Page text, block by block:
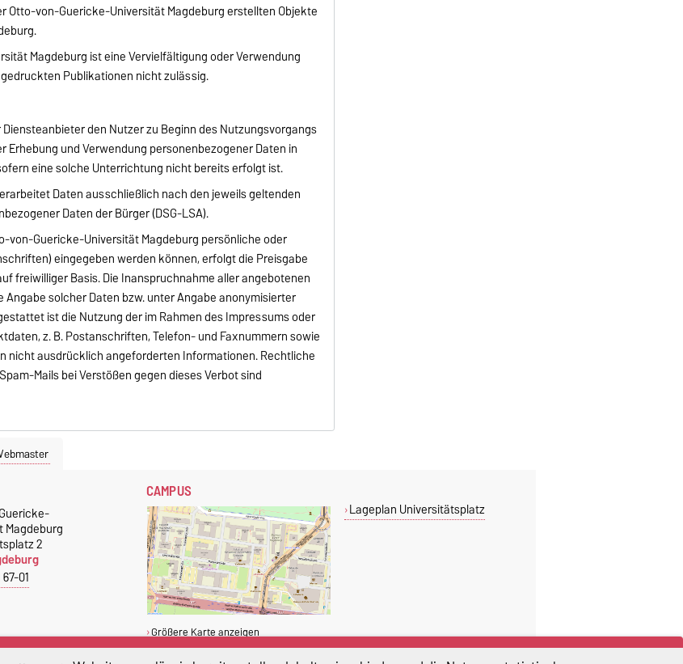
Otto-von-Guericke-Universität Magdeburg erstellten Objekte
Magdeburg ist eine Vervielfältigung oder Verwendung
Publikationen nicht zulässig.
Diensteanbieter den Nutzer zu Beginn des Nutzungsvorgangs
und Verwendung personenbezogener Daten in
eine solche Unterrichtung nicht bereits erfolgt ist.
Daten ausschließlich nach den jeweils geltenden
Daten der Bürger (DSG-LSA).
von-Guericke-Universität Magdeburg persönliche oder
eingegeben werden können, erfolgt die Preisgabe
freiwilliger Basis. Die Inanspruchnahme aller angebotenen
solcher Daten bzw. unter Angabe anonymisierter
ist die Nutzung der im Rahmen des Impressums oder
z. B. Postanschriften, Telefon- und Faxnummern sowie
nicht ausdrücklich angeforderten Informationen. Rechtliche
Mails bei Verstößen gegen dieses Verbot sind
Magdeburg
2
01
CAMPUS
Größere Karte anzeigen
Lageplan Universitätsplatz